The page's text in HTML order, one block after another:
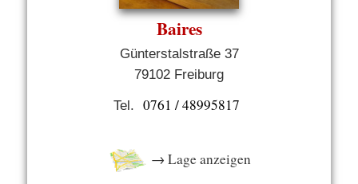
Baires
Günterstalstraße 37
79102 Freiburg
Tel. 0761 / 48995817
→ Lage anzeigen